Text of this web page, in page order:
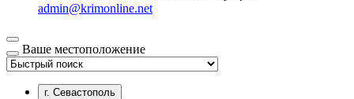
admin@krimonline.net
Ваше местоположение
г. Севастополь